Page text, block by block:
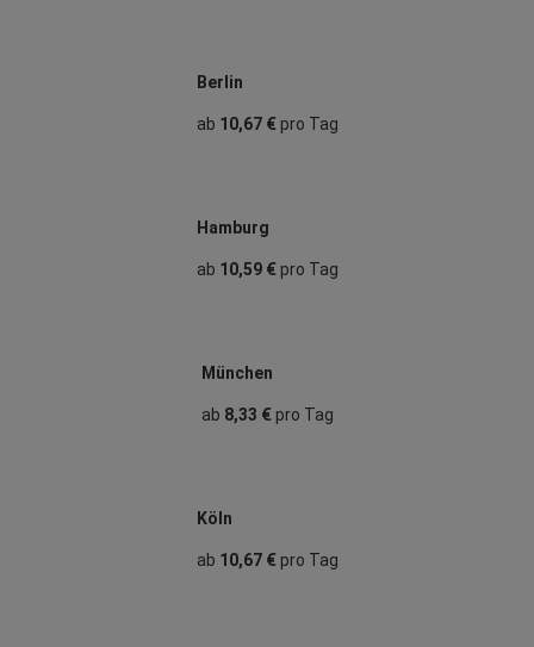
Berlin
ab 10,67 €pro Tag
Hamburg
ab 10,59 €pro Tag
München
ab 8,33 €pro Tag
Köln
ab 10,67 €pro Tag